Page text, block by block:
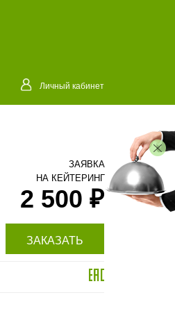
Личный кабинет
2 500 ₽
ЗАКАЗАТЬ
ЗАЯВКА
НА КЕЙТЕРИНГ